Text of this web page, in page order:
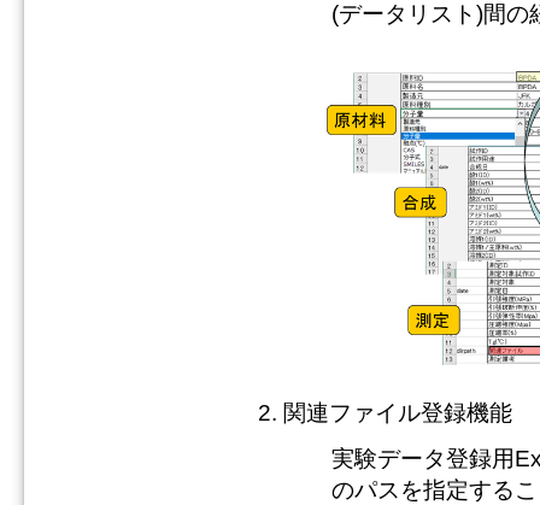
(データリスト)間の
関連ファイル登録機能
実験データ登録用
のパスを指定する